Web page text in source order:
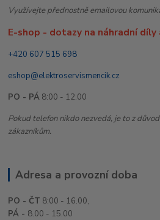
Využívejte přednostně emailovou
E-shop - dotazy na náhradní díly
+420 607 515 698
eshop@elektroservismencik.cz
PO - PÁ 8:00 - 12.00
Pokud telefon nikdo nezvedá, je to z
zákazníkům.
Adresa a provozní doba
PO - ČT 8:00 - 16.00,
PÁ - 8.00 - 15.00